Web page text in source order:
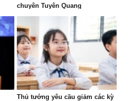
chuyên Tuyên Quang
Thủ tướng yêu cầu giảm các kỳ